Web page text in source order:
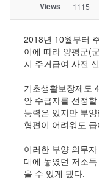
Views 1115
2018년 10월부터
이에 따라 양평군(
지 주거급여 사전
기초생활보장제도
안 수급자를 선정
능력은 있지만 부
형편이 어려워도
이러한 부양 의무
대에 놓였던 저소
을 수 있게 됐다.